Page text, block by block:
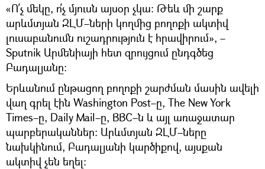
«Ո՛չ մեկը, ո՛չ մյուսն այսօր չկա։ Թեև մի շարք
արևմտյան ԶԼՄ–ների կողմից բողոքի ակտիվ
լուսաբանումն ուշադրություն է հրավիրում», –
Sputnik Արմենիայի հետ զրույցում ընդգծեց
Բադալյանը։
Երևանում ընթացող բողոքի շարժման մասին ավելի
վաղ գրել էին Washington Post–ը, The New York
Times–ը, Daily Mail–ը, BBC–ն և այլ առաջատար
պարբերականներ։ Արևմտյան ԶԼՄ–ները
նախկինում, Բադալյանի կարծիքով, այսքան
ակտիվ չեն եղել։